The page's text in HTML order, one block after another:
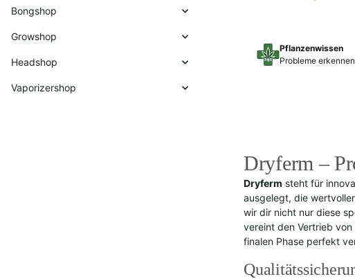
Pflanzenwissen
Probleme
Dryferm –
Dryferm steht für
ausgelegt, die
wir dir nicht nur diese
vereint den Vertrieb
finalen Phase perfekt
Bongshop
Growshop
Headshop
Vaporizershop